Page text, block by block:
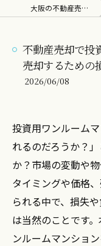
大阪の不動産売却なら投資不動産・売却相談センター
不動産売却で投
売却するための
2026/06/08
投資用ワンルーム
れるのだろうか？
か？市場の変動や
タイミングや価格
られる中で、損失
は当然のことです
ンルームマンショ